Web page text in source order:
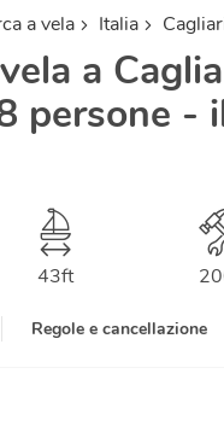
a vela Italia
a
persone -
43ft
Regole e cancellazione